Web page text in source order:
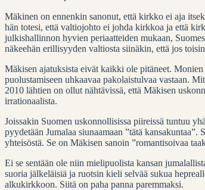
Mäkinen on ennenkin sanonut, että kirkko ei aja
hän totesi, että valtiojohto ei johda kirkkoa ja että
julkishallinnon hyvien periaatteiden mukaan,
näkeehän erillisyyden valtiosta siinäkin, että jos
Mäkisen ajatuksista eivät kaikki ole pitäneet.
puolustamiseen uhkaavaa pakolaistulvaa vastaan.
2010 lähtien on ollut nähtävissä, että Mäkisen
irrationaalista.
Joissakin Suomen uskonnollisissa piireissä tuntuu
pyydetään Jumalaa siunaamaan ”tätä
yhteisöstä. Se on Mäkisen sanoin ”romantisoivaa
Ei se sentään ole niin mielipuolista kansan
suoria jälkeläisiä ja ruotsin kieli selvää sukua
alkukirkkoon. Siitä on paha panna paremmaksi.